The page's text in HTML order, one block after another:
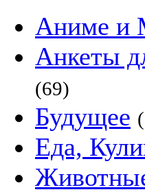
Аниме и
Анкеты
(69)
Будущее
Еда,